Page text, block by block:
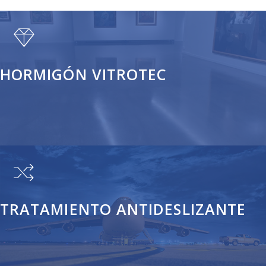
Recuperación de suelos mediante rectificados mecánicos.
HORMIGÓN VITROTEC
Los hormigones VitroTec ofrecen una dureza extrema y un
acabado cristal.
TRATAMIENTO ANTIDESLIZANTE